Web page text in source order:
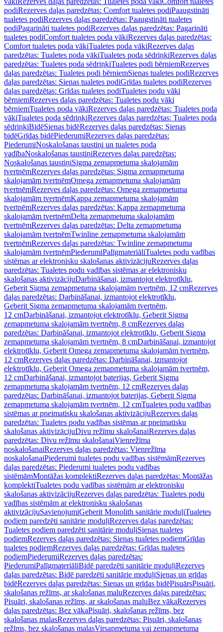
podiRezerves daļas paredzētas: Comfort tualetes podiPaaugstināti
tualetes podiRezerves daļas paredzētas: Paaugstināti tualetes
podiPagarināti tualetes podiRezerves daļas paredzētas: Pagarināti
tualetes podiComfort tualetes poda vākiRezerves daļas paredzētas:
Comfort tualetes poda vākiTualetes poda vākiRezerves daļas
paredzētas: Tualetes poda vākiTualetes poda sēdriņķiRezerves daļas
paredzētas: Tualetes poda sēdriņķiTualetes podi bērniemRezerves
daļas paredzētas: Tualetes podi bērniemSienas tualetes podiRezerves
daļas paredzētas: Sienas tualetes podiGrīdas tualetes podiRezerves
daļas paredzētas: Grīdas tualetes podiTualetes podu vāki
bērniemRezerves daļas paredzētas: Tualetes podu vāki
bērniemTualetes poda vākiRezerves daļas paredzētas: Tualetes poda
vākiTualetes poda sēdriņķiRezerves daļas paredzētas: Tualetes poda
sēdriņķiBidēSienas bidēRezerves daļas paredzētas: Sienas
bidēGrīdas bidēPiederumiRezerves daļas paredzētas:
PiederumiNoskalošanas taustiņi un tualetes poda
vadībaNoskalošanas taustiņiRezerves daļas paredzētas:
Noskalošanas taustiņiSigma zemapmetuma skalojamām
tvertnēmRezerves daļas paredzētas: Sigma zemapmetuma
skalojamām tvertnēmOmega zemapmetuma skalojamām
tvertnēmRezerves daļas paredzētas: Omega zemapmetuma
skalojamām tvertnēmKappa zemapmetuma skalojamām
tvertnēmRezerves daļas paredzētas: Kappa zemapmetuma
skalojamām tvertnēmDelta zemapmetuma skalojamām
tvertnēmRezerves daļas paredzētas: Delta zemapmetuma
skalojamām tvertnēmTwinline zemapmetuma skalojamām
tvertnēmRezerves daļas paredzētas: Twinline zemapmetuma
skalojamām tvertnēmPiederumiPalīgmateriāliTualetes podu vadības
sistēmas ar elektronisku skalošanas aktivizācijuRezerves daļas
paredzētas: Tualetes podu vadības sistēmas ar elektronisku
skalošanas aktivizācijuDarbināšanai, izmantojot elektrotīklu,
Geberit Sigma zemapmetuma skalojamām tvertnēm, 12 cmRezerves
daļas paredzētas: Darbināšanai, izmantojot elektrotīklu,
Geberit Sigma zemapmetuma skalojamām tvertnēm,
12 cmDarbināšanai, izmantojot elektrotīklu, Geberit Sigma
zemapmetuma skalojamām tvertnēm, 8 cmRezerves daļas
paredzētas: Darbināšanai, izmantojot elektrotīklu, Geberit Sigma
zemapmetuma skalojamām tvertnēm, 8 cmDarbināšanai, izmantojot
elektrotīklu, Geberit Omega zemapmetuma skalojamām tvertnēm,
12 cmRezerves daļas paredzētas: Darbināšanai, izmantojot
elektrotīklu, Geberit Omega zemapmetuma skalojamām tvertnēm,
12 cmDarbināšanai, izmantojot baterijas, Geberit Sigma
zemapmetuma skalojamām tvertnēm, 12 cmRezerves daļas
paredzētas: Darbināšanai, izmantojot baterijas, Geberit Sigma
zemapmetuma skalojamām tvertnēm, 12 cmTualetes podu vadības
sistēmas ar pneimatisku skalošanas aktivizācijuRezerves daļas
paredzētas: Tualetes podu vadības sistēmas ar pneimatisku
skalošanas aktivizācijuDivu režīmu skalošanaiRezerves daļas
paredzētas: Divu režīmu skalošanaiVienrežīma
noskalošanaiRezerves daļas paredzētas: Vienrežīma
noskalošanaiPiederumi tualetes podu vadības sistēmāmRezerves
daļas paredzētas: Piederumi tualetes podu vadības
sistēmāmMontāžas komplektiRezerves daļas paredzētas: Montāžas
komplektiTualetes podu vadības sistēmām ar elektronisku
skalošanas aktivizācijuRezerves daļas paredzētas: Tualetes podu
vadības sistēmām ar elektronisku skalošanas
aktivizācijuSavienojumiGeberit Monolith sanitārie moduļiTualetes
podiem paredzēti sanitārie moduļiRezerves daļas paredzētas:
Tualetes podiem paredzēti sanitārie moduļiSienas tualetes
podiemRezerves daļas paredzētas: Sienas tualetes podiemGrīdas
tualetes podiemRezerves daļas paredzētas: Grīdas tualetes
podiemPiederumiRezerves daļas paredzētas:
PiederumiPalīgmateriāliBidē paredzēti sanitārie moduļiRezerves
daļas paredzētas: Bidē paredzēti sanitārie moduļiSienas un grīdas
bidēRezerves daļas paredzētas: Sienas un grīdas bidēPisuārsPisuāri,
skalošanas režīms, ar skalošanas maluRezerves daļas paredzētas:
Pisuāri, skalošanas režīms, ar skalošanas maluBez vākaRezerves
daļas paredzētas: Bez vākaPisuāri, skalošanas režīms, bez
skalošanas malasRezerves daļas paredzētas: Pisuāri, skalošanas
režīms, bez skalošanas malasVirsapmetuma vai zemapmetuma